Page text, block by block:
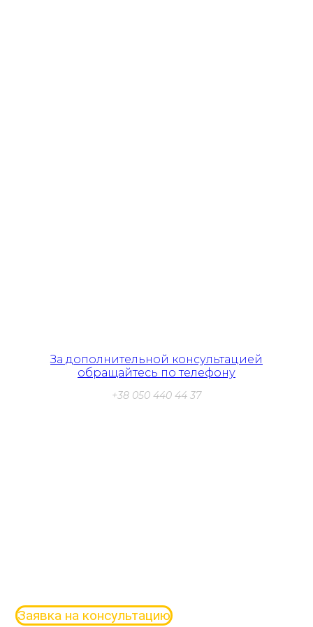
За дополнительной консультацией
обращайтесь по телефону
+38 050 440 44 37
Заявка на консультацию